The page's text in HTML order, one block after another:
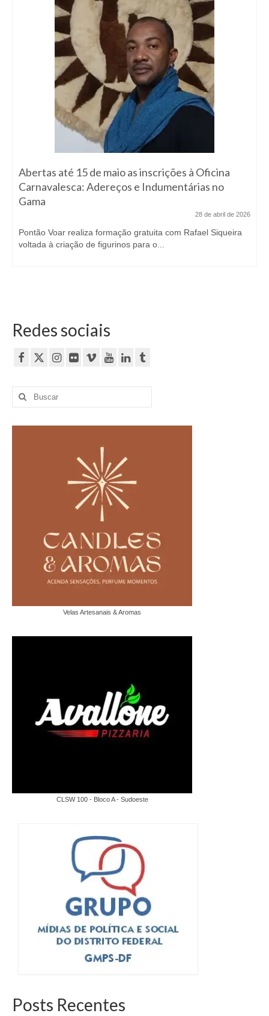
Abertas até 15 de maio as inscrições à Oficina
Carnavalesca: Adereços e Indumentárias no
Gama
28 de abril de 2026
Pontão Voar realiza formação gratuita com Rafael Siqueira
voltada à criação de figurinos para o...
Redes sociais
Buscar
por:
Velas Artesanais & Aromas
CLSW 100 - Bloco A - Sudoeste
Posts Recentes